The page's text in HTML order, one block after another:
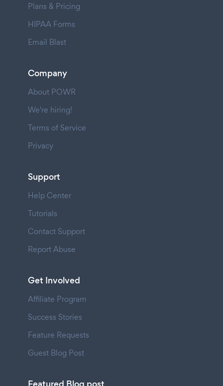
Plans & Pricing
HIPAA Forms
Email Blast
Company
About POWR
We're hiring!
Terms of Service
Privacy
Support
Help Center
Tutorials
Contact Support
Report Abuse
Get Involved
Affiliate Program
Success Stories
Feature Requests
Guest Blog Post